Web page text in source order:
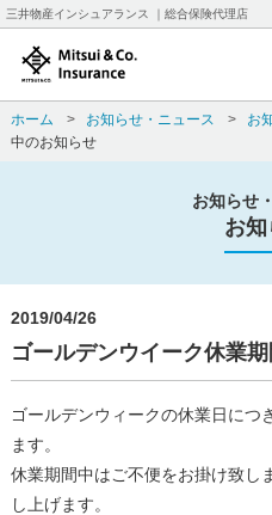
三井物産インシュアランス ｜総合保険代理店
ホーム > お知らせ・ニュース > お
中のお知らせ
お知らせ
お
2019/04/26
ゴールデンウイーク休業
ゴールデンウィークの休業日につ
ます。
休業期間中はご不便をお掛け致し
し上げます。